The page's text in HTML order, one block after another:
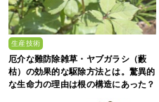
生産技術
厄介な難防除雑草・ヤブガラシ（藪
枯）の効果的な駆除方法とは。驚異的
な生命力の理由は根の構造にあった？